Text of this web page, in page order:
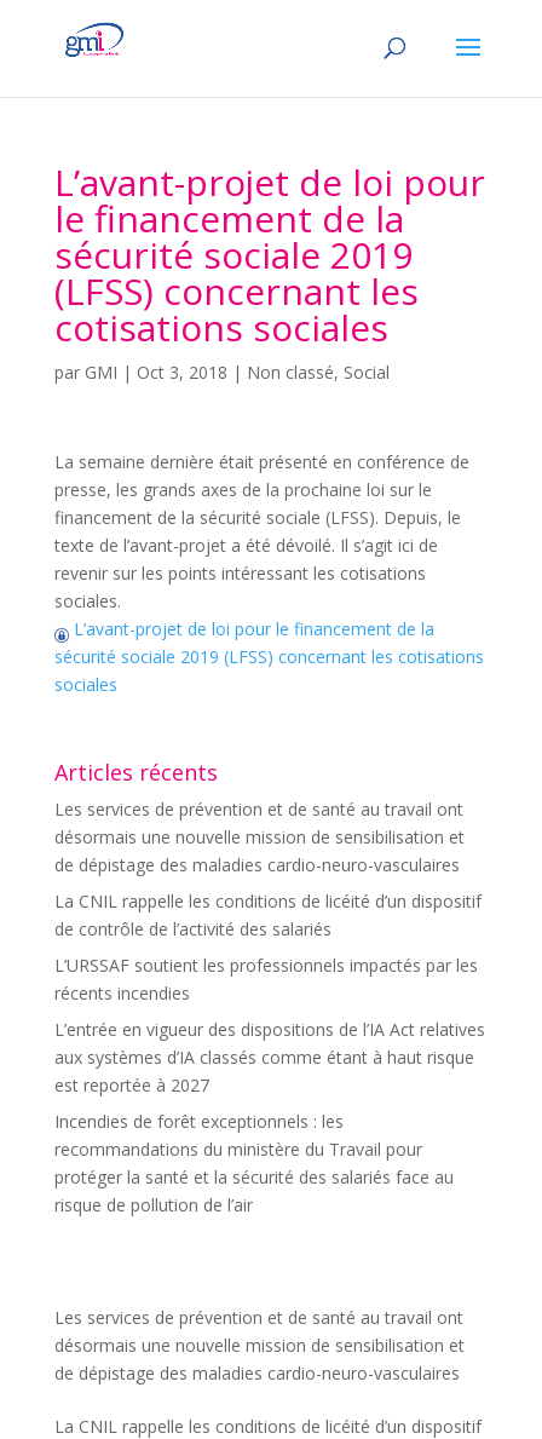
L’avant-projet de loi pour
le financement de la
sécurité sociale 2019
(LFSS) concernant les
cotisations sociales
par GMI | Oct 3, 2018 | Non classé, Social
La semaine dernière était présenté en conférence de
presse, les grands axes de la prochaine loi sur le
financement de la sécurité sociale (LFSS). Depuis, le
texte de l’avant-projet a été dévoilé. Il s’agit ici de
revenir sur les points intéressant les cotisations
sociales.
L’avant-projet de loi pour le financement de la
sécurité sociale 2019 (LFSS) concernant les cotisations
sociales
Articles récents
Les services de prévention et de santé au travail ont
désormais une nouvelle mission de sensibilisation et
de dépistage des maladies cardio-neuro-vasculaires
La CNIL rappelle les conditions de licéité d’un dispositif
de contrôle de l’activité des salariés
L’URSSAF soutient les professionnels impactés par les
récents incendies
L’entrée en vigueur des dispositions de l’IA Act relatives
aux systèmes d’IA classés comme étant à haut risque
est reportée à 2027
Incendies de forêt exceptionnels : les
recommandations du ministère du Travail pour
protéger la santé et la sécurité des salariés face au
risque de pollution de l’air
Les services de prévention et de santé au travail ont
désormais une nouvelle mission de sensibilisation et
de dépistage des maladies cardio-neuro-vasculaires
La CNIL rappelle les conditions de licéité d’un dispositif